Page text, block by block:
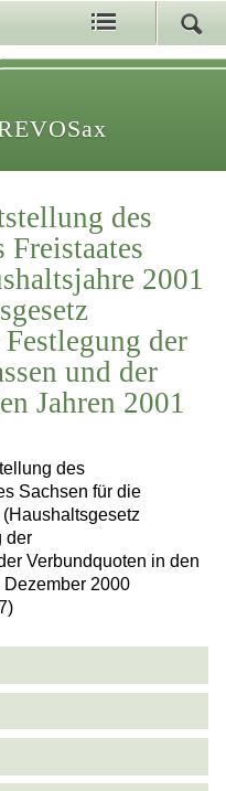
des
Freistaates
2001
der
und der
Jahren 2001
des
Sachsen für die
der
Verbundquoten in den
2000